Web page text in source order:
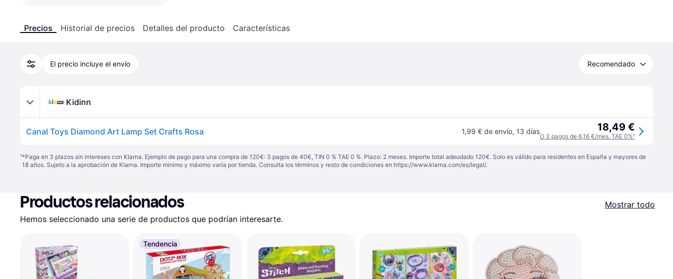
Precios Historial de precios Detalles del producto Características
El precio incluye el envío Recomendado
Kidinn
Canal Toys Diamond Art Lamp Set Crafts Rosa 1,99 € de envío, 13 días 18,49 €
O 3 pagos de 6,16 €/mes. TAE 0%¹
¹*Paga en 3 plazos sin intereses con Klarna. Ejemplo de pago para una compra de 120€: 3 pagos de 40€, TIN 0 % TAE 0 %. Plazo: 2 meses. Importe total adeudado 120€. Solo es válido para residentes en España y mayores de
18 años. Sujeto a la aprobación de Klarna. Importe mínimo y máximo varía por tienda. Consulta los términos y resto de condiciones en https://www.klarna.com/es/legal/.
Productos relacionados
Mostrar todo
Hemos seleccionado una serie de productos que podrían interesarte.
Tendencia